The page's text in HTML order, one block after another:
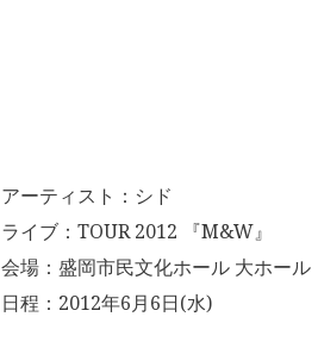
アーティスト：シド
ライブ：TOUR 2012 『M&W』
会場：盛岡市民文化ホール 大ホール
日程：2012年6月6日(水)